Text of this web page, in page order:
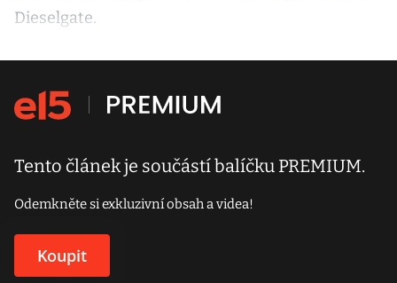
Dieselgate.
Tento článek je součástí balíčku PREMIUM.
Odemkněte si exkluzivní obsah a videa!
Koupit